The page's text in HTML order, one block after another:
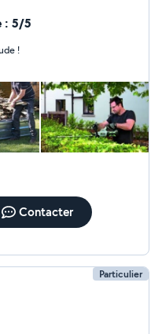
: 5/5
!
Contacter
Particulier